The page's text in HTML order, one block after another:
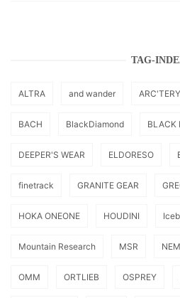
TAG-
ALTRA and wander
BACH BlackDiamond BLACK
DEEPER'S WEAR ELDORESO
finetrack GRANITE GEAR
HOKA ONEONE HOUDINI
Mountain Research MSR
OMM ORTLIEB OSPREY